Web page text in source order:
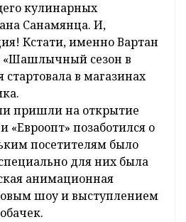
кулинарных
Санамянца. И,
Кстати, именно Вартан
«Шашлычный сезон в
стартовала в магазинах
пришли на открытие
позаботился о
посетителям было
для них была
анимационная
шоу и выступлением